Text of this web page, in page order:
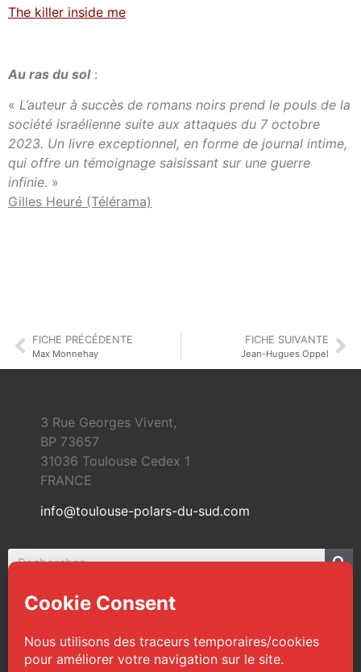
The killer inside me
Au ras du sol:
« L’auteur à succès de romans noirs prend le pouls de la
société israélienne suite aux attaques du 7 octobre
2023. Un livre exceptionnel, en forme de journal intime,
qui offre un témoignage saisissant sur une guerre
infinie. »
Gilles Heuré (Télérama)
FICHE PRÉCÉDENTE
Max Monnehay
FICHE SUIVANTE
Jean-Hugues Oppel
3 Rue Georges Vivent,
BP 73657
31036 Toulouse Cedex 1
FRANCE
info@toulouse-polars-du-sud.com
© 2026 Toulouse Polars du Sud | Tous droits
réservés